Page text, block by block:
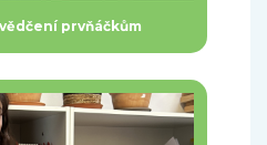
prvňáčkům